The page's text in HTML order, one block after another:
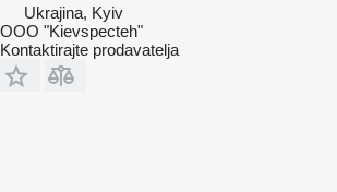
Ukrajina, Kyiv
OOO "Kievspecteh"
Kontaktirajte prodavatelja